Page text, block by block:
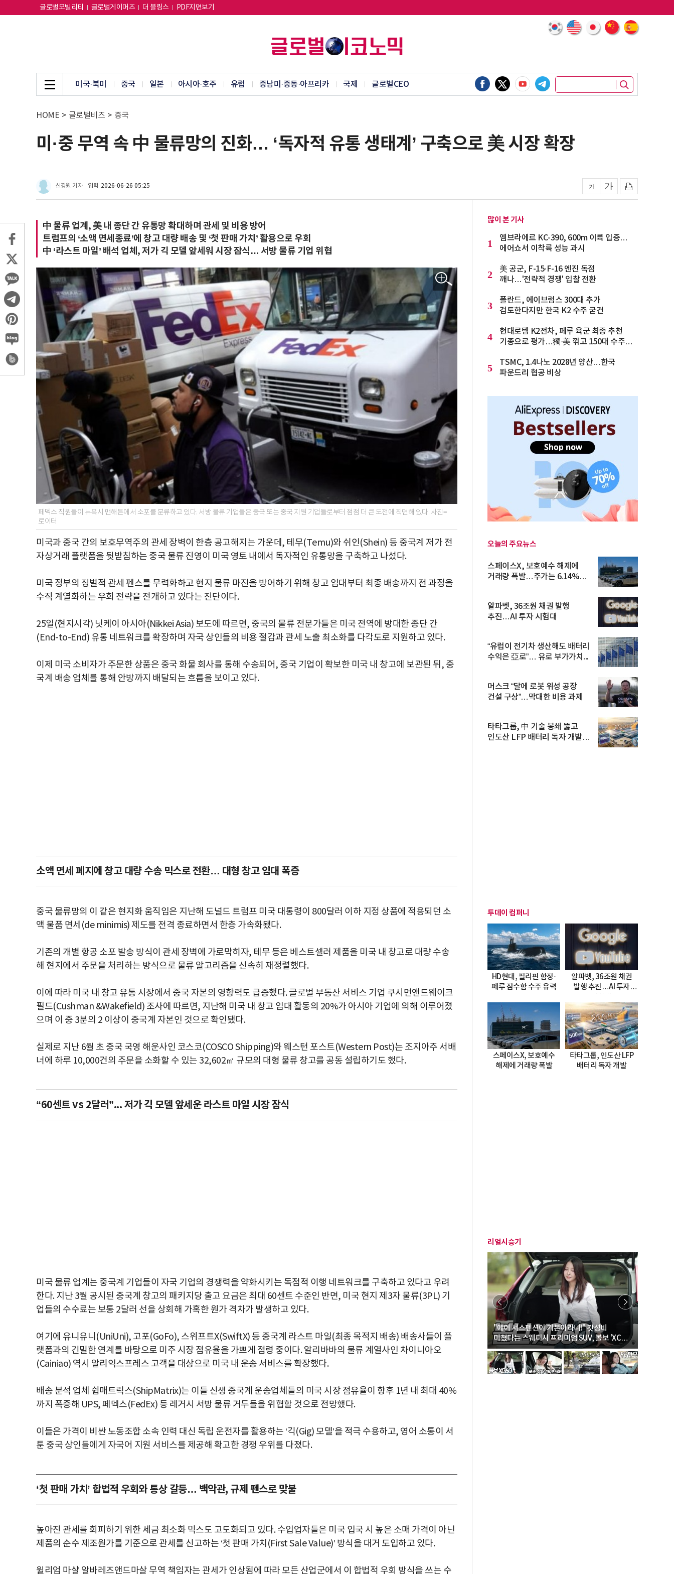
글로벌모빌리티 글로벌게이머즈 더 블링스 PDF지면보기
미국·북미 중국 일본 아시아·호주 유럽 중남미·중동·아프리카 국제 글로벌CEO
HOME > 글로벌비즈 > 중국
미·중 무역 속 中 물류망의 진화… ‘독자적 유통 생태계’ 구축으로 美 시장 확장
신경원 기자 입력 2026-06-26 05:25
中 물류 업계, 美 내 종단 간 유통망 확대하며 관세 및 비용 방어
트럼프의 ‘소액 면세종료’에 창고 대량 배송 및 ‘첫 판매 가치’ 활용으로 우회
中 ‘라스트 마일’ 배석 업체, 저가 긱 모델 앞세워 시장 잠식… 서방 물류 기업 위협
페덱스 직원들이 뉴욕시 맨해튼에서 소포를 분류하고 있다. 서방 물류 기업들은 중국 또는 중국 지원 기업들로부터 점점 더 큰 도전에 직면해 있다. 사진=
로이터
미국과 중국 간의 보호무역주의 관세 장벽이 한층 공고해지는 가운데, 테무(Temu)와 쉬인(Shein) 등 중국계 저가 전
자상거래 플랫폼을 뒷받침하는 중국 물류 진영이 미국 영토 내에서 독자적인 유통망을 구축하고 나섰다.
미국 정부의 징벌적 관세 펜스를 무력화하고 현지 물류 마진을 방어하기 위해 창고 임대부터 최종 배송까지 전 과정을
수직 계열화하는 우회 전략을 전개하고 있다는 진단이다.
25일(현지시각) 닛케이 아시아(Nikkei Asia) 보도에 따르면, 중국의 물류 전문가들은 미국 전역에 방대한 종단 간
(End-to-End) 유통 네트워크를 확장하며 자국 상인들의 비용 절감과 관세 노출 최소화를 다각도로 지원하고 있다.
이제 미국 소비자가 주문한 상품은 중국 화물 회사를 통해 수송되어, 중국 기업이 확보한 미국 내 창고에 보관된 뒤, 중
국계 배송 업체를 통해 안방까지 배달되는 흐름을 보이고 있다.
소액 면세 폐지에 창고 대량 수송 믹스로 전환… 대형 창고 임대 폭증
중국 물류망의 이 같은 현지화 움직임은 지난해 도널드 트럼프 미국 대통령이 800달러 이하 지정 상품에 적용되던 소
액 물품 면세(de minimis) 제도를 전격 종료하면서 한층 가속화됐다.
기존의 개별 항공 소포 발송 방식이 관세 장벽에 가로막히자, 테무 등은 베스트셀러 제품을 미국 내 창고로 대량 수송
해 현지에서 주문을 처리하는 방식으로 물류 알고리즘을 신속히 재정렬했다.
이에 따라 미국 내 창고 유통 시장에서 중국 자본의 영향력도 급증했다. 글로벌 부동산 서비스 기업 쿠시먼앤드웨이크
필드(Cushman &Wakefield) 조사에 따르면, 지난해 미국 내 창고 임대 활동의 20%가 아시아 기업에 의해 이루어졌
으며 이 중 3분의 2 이상이 중국계 자본인 것으로 확인됐다.
실제로 지난 6월 초 중국 국영 해운사인 코스코(COSCO Shipping)와 웨스턴 포스트(Western Post)는 조지아주 서배
너에 하루 10,000건의 주문을 소화할 수 있는 32,602㎡ 규모의 대형 물류 창고를 공동 설립하기도 했다.
“60센트 vs 2달러”... 저가 긱 모델 앞세운 라스트 마일 시장 잠식
미국 물류 업계는 중국계 기업들이 자국 기업의 경쟁력을 약화시키는 독점적 이행 네트워크를 구축하고 있다고 우려
한다. 지난 3월 공시된 중국계 창고의 패키지당 출고 요금은 최대 60센트 수준인 반면, 미국 현지 제3자 물류(3PL) 기
업들의 수수료는 보통 2달러 선을 상회해 가혹한 원가 격차가 발생하고 있다.
여기에 유니유니(UniUni), 고포(GoFo), 스위프트X(SwiftX) 등 중국계 라스트 마일(최종 목적지 배송) 배송사들이 플
랫폼과의 긴밀한 연계를 바탕으로 미주 시장 점유율을 가쁘게 점령 중이다. 알리바바의 물류 계열사인 차이니아오
(Cainiao) 역시 알리익스프레스 고객을 대상으로 미국 내 운송 서비스를 확장했다.
배송 분석 업체 쉽매트릭스(ShipMatrix)는 이들 신생 중국계 운송업체들의 미국 시장 점유율이 향후 1년 내 최대 40%
까지 폭증해 UPS, 페덱스(FedEx) 등 레거시 서방 물류 거두들을 위협할 것으로 전망했다.
이들은 가격이 비싼 노동조합 소속 인력 대신 독립 운전자를 활용하는 ‘긱(Gig) 모델’을 적극 수용하고, 영어 소통이 서
툰 중국 상인들에게 자국어 지원 서비스를 제공해 확고한 경쟁 우위를 다졌다.
‘첫 판매 가치’ 합법적 우회와 통상 갈등… 백악관, 규제 펜스로 맞불
높아진 관세를 회피하기 위한 세금 최소화 믹스도 고도화되고 있다. 수입업자들은 미국 입국 시 높은 소매 가격이 아닌
제품의 순수 제조원가를 기준으로 관세를 신고하는 ‘첫 판매 가치(First Sale Value)’ 방식을 대거 도입하고 있다.
윌리엄 마샬 알바레즈앤드마살 무역 책임자는 관세가 인상됨에 따라 모든 산업군에서 이 합법적 우회 방식을 쓰는 수
많이 본 기사
1
엠브라에르 KC-390, 600m 이륙 입증…
에어쇼서 이착륙 성능 과시
2
美 공군, F-15·F-16 엔진 독점
깨나…'전략적 경쟁' 입찰 전환
3
폴란드, 에이브럼스 300대 추가
검토한다지만 한국 K2 수주 굳건
4
현대로템 K2전차, 페루 육군 최종 추천
기종으로 평가…獨·美 꺾고 150대 수주
5
TSMC, 1.4나노 2028년 양산…한국
파운드리 협공 비상
오늘의 주요뉴스
스페이스X, 보호예수 해제에
거래량 폭발…주가는 6.14%
알파벳, 36조원 채권 발행
추진…AI 투자 시험대
“유럽이 전기차 생산해도 배터리
수익은 亞로”… 유로 부가가치...
머스크 “달에 로봇 위성 공장
건설 구상”…막대한 비용 과제
타타그룹, 中 기술 봉쇄 뚫고
인도산 LFP 배터리 독자 개발…
투데이 컴퍼니
HD현대, 필리핀 함정·
페루 잠수함 수주 유력
알파벳, 36조원 채권
발행 추진…AI 투자
스페이스X, 보호예수
해제에 거래량 폭발
타타그룹, 인도산 LFP
배터리 독자 개발
리얼시승기
초보자도 반할 반전 매력”
"에어 서스펜션이 기본이라니!" 갓성비
미쳤다는 스웨디시 프리미엄 SUV, 볼보 'XC60
B5 울트라'